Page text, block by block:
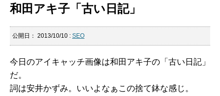
和田アキ子「古い日記」
公開日： 2013/10/10 : SEO
今日のアイキャッチ画像は和田アキ子の「古い日記」
だ。
詞は安井かずみ。いいよなぁこの捨て鉢な感じ。